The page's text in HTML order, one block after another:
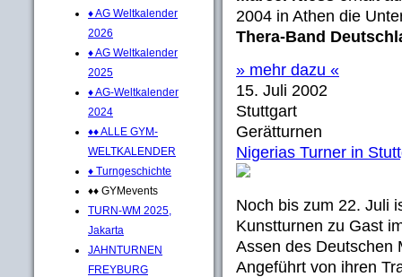
♦ AG Weltkalender
2026
♦ AG Weltkalender
2025
♦ AG-Weltkalender
2024
♦♦ ALLE GYM-
WELTKALENDER
♦ Turngeschichte
♦♦ GYMevents
TURN-WM 2025,
Jakarta
JAHNTURNEN
FREYBURG
2004 in Athen die
Thera-Band
» mehr dazu «
15. Juli 2002
Stuttgart
Gerätturnen
Nigerias Turner in
Noch bis zum 22. Juli
Kunstturnen zu Gast
Assen des Deutschen
Angeführt von ihren